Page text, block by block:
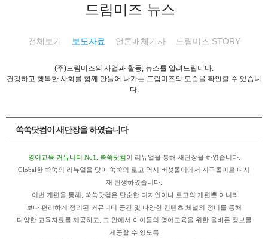
드림미즈 뉴스
전체보기 보도자료 언론매체기사 드림미즈 STORY
(주)드림미즈의 사업과 활동, 뉴스를 알려드립니다.
건강하고 행복한 사회를 함께 만들어 나가는 드림미즈의 모습을 확인할 수 있습니
다.
쑥쑥닷컴이 새단장을 하였습니다
영어교육 커뮤니티 No1. 쑥쑥닷컴이 리뉴얼을 통해 새단장을 하였습니다.
Global 한 쑥쑥의 리뉴얼을 맞아 쑥쑥의 로고 역시 버섯돌이에서 지구돌이로 다시
재 탄생하였습니다
이번 개편을 통해
쑥쑥닷컴은 단순한 디자인이나 로고의 개편뿐 아니라
보다 편리하게 정리된 커뮤니티 공간 및 다양한 컨텐츠 체널의 정비를 통해
다양한 교육자료를 제공하고
그 안에서 아이들의 영어교육을 위한 올바른 정보를
제공할 수 있도록